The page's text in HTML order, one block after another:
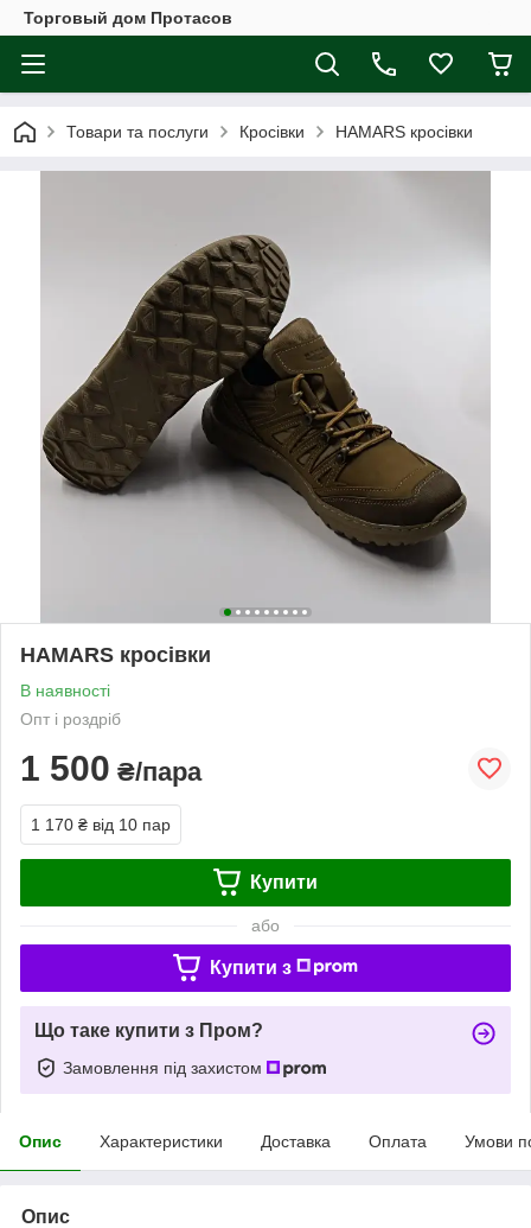
Торговый дом Протасов
Товари та послуги Кросівки HAMARS кросівки
HAMARS кросівки
В наявності
Опт і роздріб
1 500 ₴/пара
1 170 ₴ від 10 пар
Купити
або
Купити з
Що таке купити з Пром?
Замовлення під захистом
Опис Характеристики Доставка Оплата Умови
Опис